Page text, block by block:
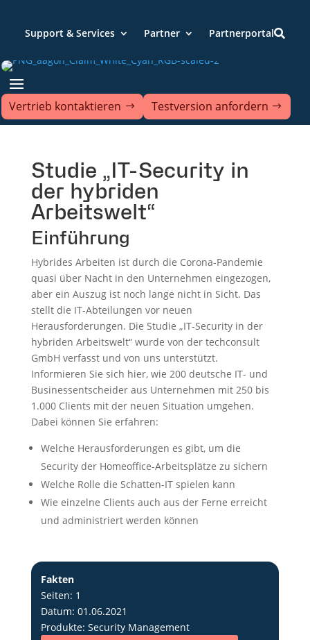
Support & Services Partner Partnerportal
Vertrieb kontaktieren Testversion anfordern
Studie „IT-Security in
der hybriden
Arbeitswelt“
Einführung
Hybrides Arbeiten ist durch die Corona-Pandemie
quasi über Nacht in den Unternehmen eingezogen,
aber ein Auszug ist noch lange nicht in Sicht. Das
stellt die IT-Abteilungen vor neuen
Herausforderungen. Die Studie „IT-Security in der
hybriden Arbeitswelt“ wurde von der techconsult
GmbH verfasst und von uns unterstützt.
Informieren Sie sich hier, wie 200 deutsche IT- und
Businessentscheider aus Unternehmen mit 250 bis
1.000 Clients mit der neuen Situation umgehen.
Dabei können Sie erfahren:
Welche Herausforderungen es gibt, um die
Security der Homeoffice-Arbeitsplätze zu sichern
Welche Rolle die Schatten-IT spielen kann
Wie einzelne Clients auch aus der Ferne erreicht
und administriert werden können
Fakten
Seiten: 1
Datum: 01.06.2021
Produkte: Security Management